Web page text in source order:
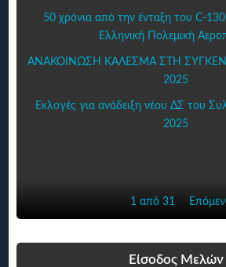
50 χρόνια από την ένταξη του C-
Ελληνική Πολεμική
ΑΝΑΚΟΙΝΩΣΗ ΚΑΛΕΣΜΑ ΣΤΗ
2025
Εκλογές για ανάδειξη νέου ΔΣ του
2025
1 από 31
Είσοδος Μελών